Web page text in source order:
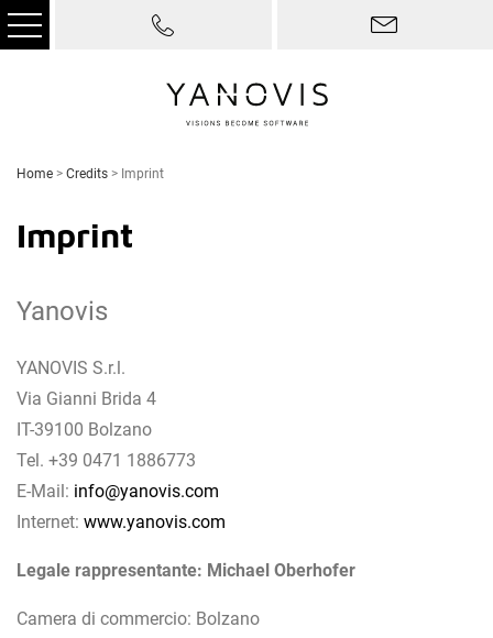
Home > Credits > Imprint
Imprint
Yanovis
YANOVIS S.r.l.
Via Gianni Brida 4
IT-39100 Bolzano
Tel. +39 0471 1886773
E-Mail: info@yanovis.com
Internet: www.yanovis.com
Legale rappresentante: Michael Oberhofer
Camera di commercio: Bolzano